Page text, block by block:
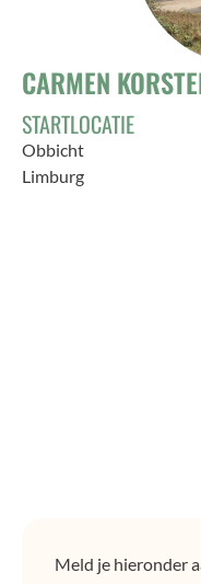
Meld je hieronder
CARMEN
STARTLOCATIE
Obbicht
Limburg